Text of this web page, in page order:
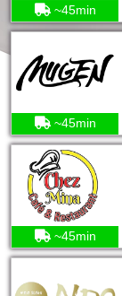
~45min
~45min
~45min